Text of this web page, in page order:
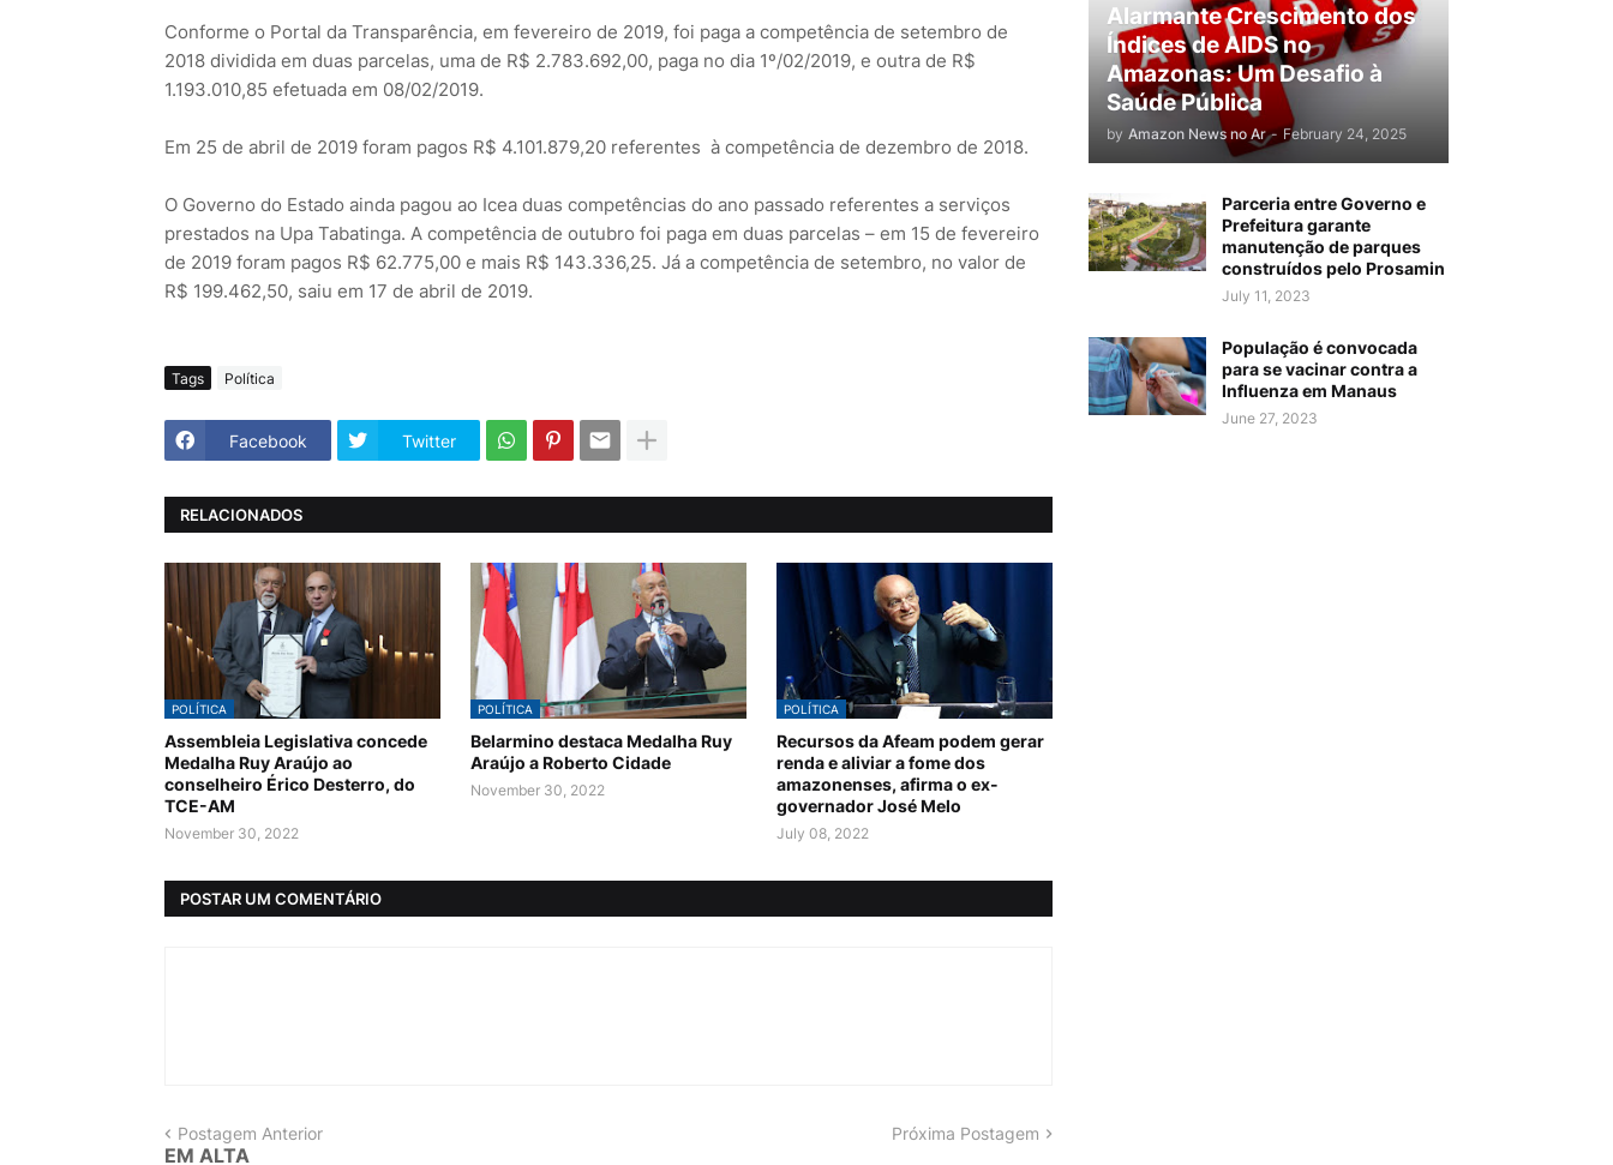
Conforme o Portal da Transparência, em fevereiro de 2019, foi paga a competência de setembro de
2018 dividida em duas parcelas, uma de R$ 2.783.692,00, paga no dia 1º/02/2019, e outra de R$
1.193.010,85 efetuada em 08/02/2019.
Em 25 de abril de 2019 foram pagos R$ 4.101.879,20 referentes à competência de dezembro de 2018.
O Governo do Estado ainda pagou ao Icea duas competências do ano passado referentes a serviços
prestados na Upa Tabatinga. A competência de outubro foi paga em duas parcelas – em 15 de fevereiro
de 2019 foram pagos R$ 62.775,00 e mais R$ 143.336,25. Já a competência de setembro, no valor de
R$ 199.462,50, saiu em 17 de abril de 2019.
Tags Política
Facebook Twitter
RELACIONADOS
POLÍTICA
Assembleia Legislativa concede
Medalha Ruy Araújo ao
conselheiro Érico Desterro, do
TCE-AM
November 30, 2022
POLÍTICA
Belarmino destaca Medalha Ruy
Araújo a Roberto Cidade
November 30, 2022
POLÍTICA
Recursos da Afeam podem gerar
renda e aliviar a fome dos
amazonenses, afirma o ex-
governador José Melo
July 08, 2022
POSTAR UM COMENTÁRIO
Postagem Anterior Próxima Postagem
EM ALTA
Alarmante Crescimento dos
Índices de AIDS no
Amazonas: Um Desafio à
Saúde Pública
by Amazon News no Ar - February 24, 2025
Parceria entre Governo e
Prefeitura garante
manutenção de parques
construídos pelo Prosamin
July 11, 2023
População é convocada
para se vacinar contra a
Influenza em Manaus
June 27, 2023